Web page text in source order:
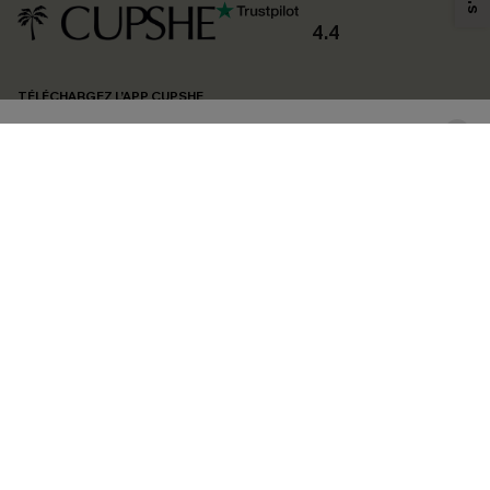
4.4
TÉLÉCHARGEZ L’APP CUPSHE
confidentialité
. Vous pouvez vous désabonner à tout moment.